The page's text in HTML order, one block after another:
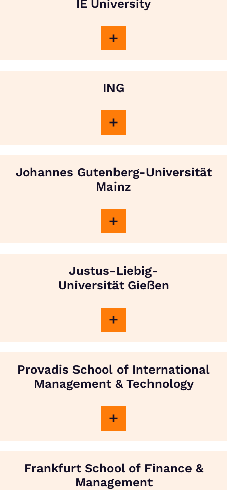
IE University
ING
Johannes Gutenberg-Universität
Mainz
Justus-Liebig-
Universität Gießen
Provadis School of International
Management & Technology
Frankfurt School of Finance &
Management